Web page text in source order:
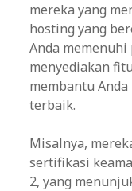
mereka yang
hosting yang
Anda
menyediakan
membantu
terbaik.
Misalnya,
sertifikasi
2, yang